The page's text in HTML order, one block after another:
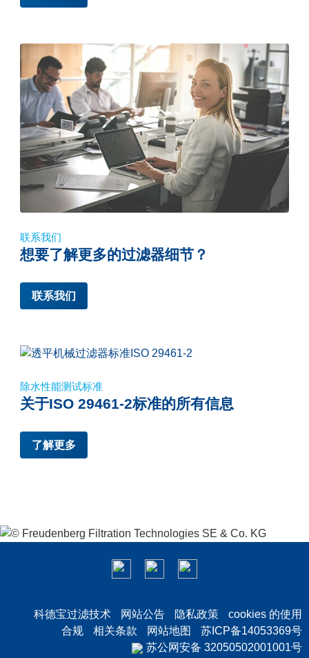
联系我们
想要了解更多的过滤器细节？
联系我们
除水性能测试标准
关于ISO 29461-2标准的所有信息
了解更多
科德宝过滤技术 网站公告 隐私政策
cookies 的使用
合规
相关条款 网站地图
苏ICP备14053369号
苏公网安备 32050502001001号